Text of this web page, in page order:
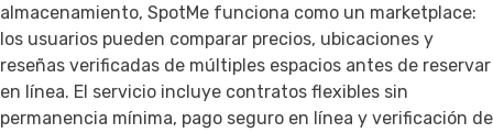
almacenamiento, SpotMe funciona como un marketplace:
los usuarios pueden comparar precios, ubicaciones y
reseñas verificadas de múltiples espacios antes de reservar
en línea. El servicio incluye contratos flexibles sin
permanencia mínima, pago seguro en línea y verificación de